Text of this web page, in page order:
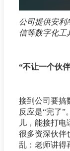
公司提供安利
信等数字化工
“不让一个伙
接到公司要搞
反应是“完了
儿，能接打电
很多资深伙伴
乱：老师讲得